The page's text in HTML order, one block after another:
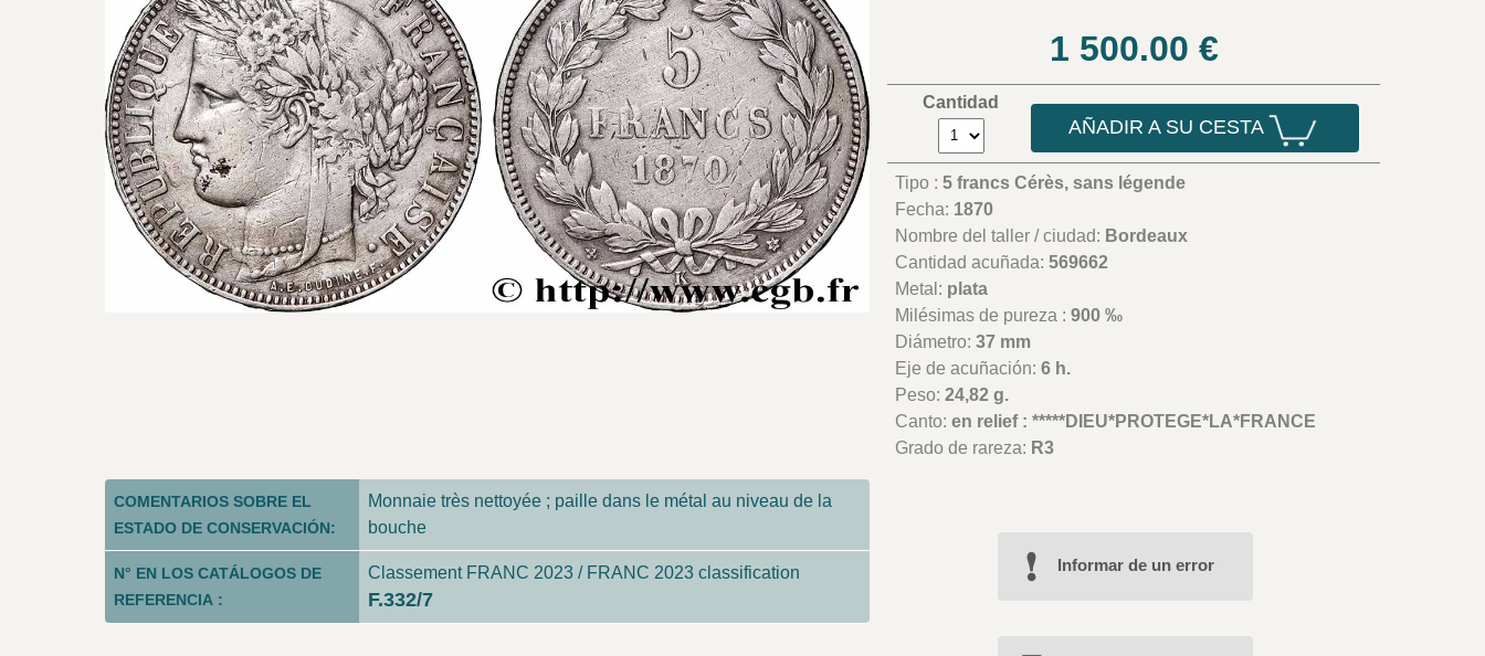
1 500.00 €
Cantidad
AÑADIR A SU CESTA
Tipo :5 francs Cérès, sans légende
Fecha: 1870
Nombre del taller / ciudad: Bordeaux
Cantidad acuñada:569662
Metal: plata
Milésimas de pureza :900 ‰
Diámetro:37 mm
Eje de acuñación:6 h.
Peso:24,82 g.
Canto:en relief : *****DIEU*PROTEGE*LA*FRANCE
Grado de rareza: R3
COMENTARIOS SOBRE EL
ESTADO DE CONSERVACIÓN:
Monnaie très nettoyée ; paille dans le métal au niveau de la
bouche
N° EN LOS CATÁLOGOS DE
REFERENCIA :
Classement FRANC 2023 / FRANC 2023 classification
F.332/7
Informar de un error